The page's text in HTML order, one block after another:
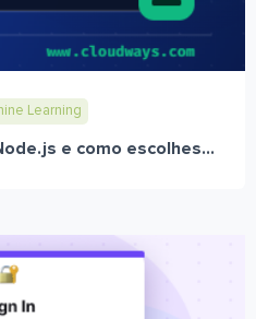
Learning
e como escolhes...